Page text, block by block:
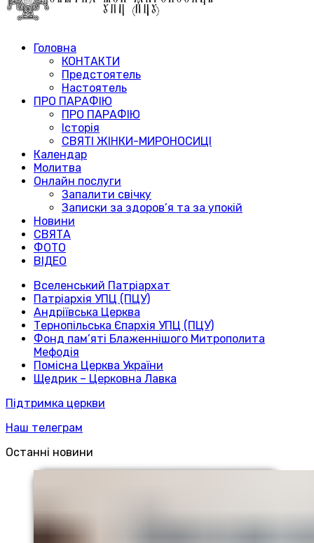
Головна
КОНТАКТИ
Предстоятель
Настоятель
ПРО ПАРАФІЮ
ПРО ПАРАФІЮ
Історія
СВЯТІ ЖІНКИ-МИРОНОСИЦІ
Календар
Молитва
Онлайн послуги
Запалити свічку
Записки за здоров’я та за упокій
Новини
СВЯТА
ФОТО
ВІДЕО
Вселенський Патріархат
Патріархія УПЦ (ПЦУ)
Андріївська Церква
Тернопільська Єпархія УПЦ (ПЦУ)
Фонд пам’яті Блаженнішого Митрополита
Мефодія
Помісна Церква України
Щедрик – Церковна Лавка
Підтримка церкви
Наш телеграм
Останні новини